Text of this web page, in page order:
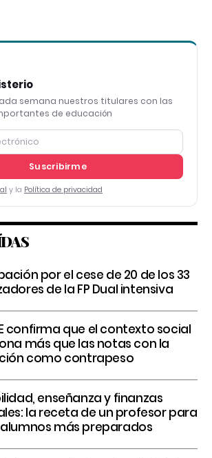
semana nuestros titulares con las
de educación
Suscribirme
y la Política de privacidad
por el cese de 20 de los 33
de la FP Dual intensiva
confirma que el contexto social
más que las notas con la
como contrapeso
enseñanza y finanzas
la receta de un profesor para
más preparados